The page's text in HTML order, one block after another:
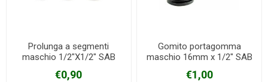
Prolunga a segmenti
maschio 1/2"X1/2" SAB
€0,90
Gomito portagomma
maschio 16mm x 1/2" SAB
€1,00